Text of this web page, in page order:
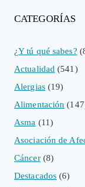
CATEGORÍAS
¿Y tú qué sabes?
Actualidad (541)
Alergias(19)
Alimentación
Asma (11)
Asociación de
Cáncer(8)
Destacados (6)